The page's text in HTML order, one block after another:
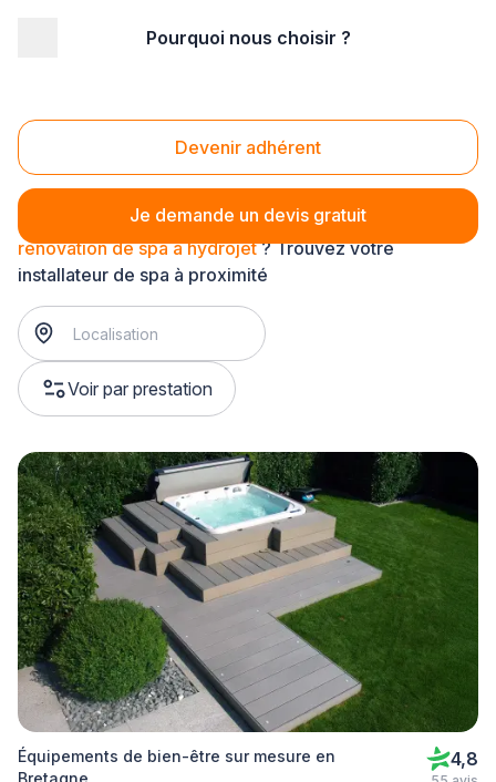
Pourquoi nous choisir ?
Devenir adhérent
Je demande un devis gratuit
Rénovation de spa à hydrojet
rénovation de spa à hydrojet? Trouvez votre
installateur de spa à proximité
Voir par prestation
Équipements de bien-être sur mesure en
Bretagne
4,8